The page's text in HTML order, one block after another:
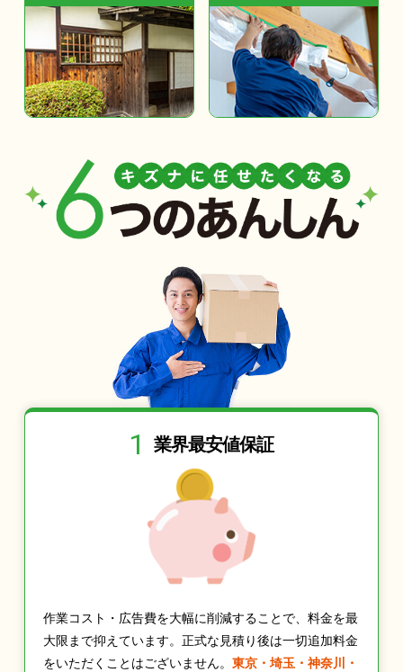
1 業界最安値保証
作業コスト・広告費を大幅に削減することで、料金を最
大限まで抑えています。正式な見積り後は一切追加料金
をいただくことはございません。 東京・埼玉・神奈川・